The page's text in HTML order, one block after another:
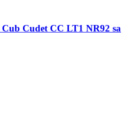
Cudet CC LT1 NR92 sa